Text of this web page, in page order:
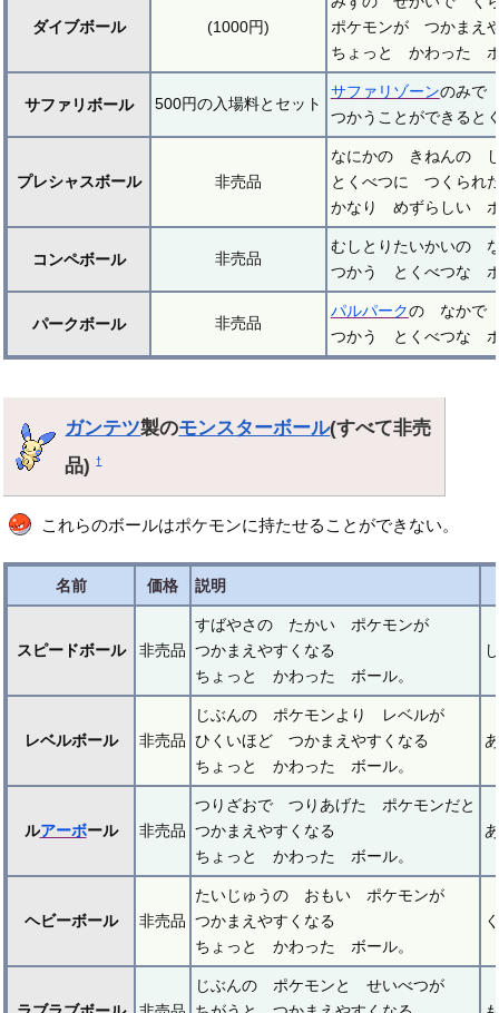
ダイブボール (1000円)
ポケモンが つかまえ
ちょっと かわった
サファリボール 500円の入場料とセット
サファリゾーンのみで
つかうことができると
プレシャスボール 非売品
なにかの きねんの
とくべつに つくられ
かなり めずらしい
コンペボール 非売品
むしとりたいかいの
つかう とくべつな
パークボール 非売品
パルパークの なかで
つかう とくべつな
ガンテツ製のモンスターボール(すべて非売
品)†
これらのボールはポケモンに持たせることができない。
名前 価格 説明
スピードボール 非売品
すばやさの たかい ポケモンが
つかまえやすくなる
ちょっと かわった ボール。
レベルボール 非売品
じぶんの ポケモンより レベルが
ひくいほど つかまえやすくなる
ちょっと かわった ボール。
ルアーボール 非売品
つりざおで つりあげた ポケモンだと
つかまえやすくなる
ちょっと かわった ボール。
ヘビーボール 非売品
たいじゅうの おもい ポケモンが
つかまえやすくなる
ちょっと かわった ボール。
じぶんの ポケモンと せいべつが